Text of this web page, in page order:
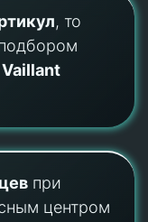
, то
Vaillant
при
центром